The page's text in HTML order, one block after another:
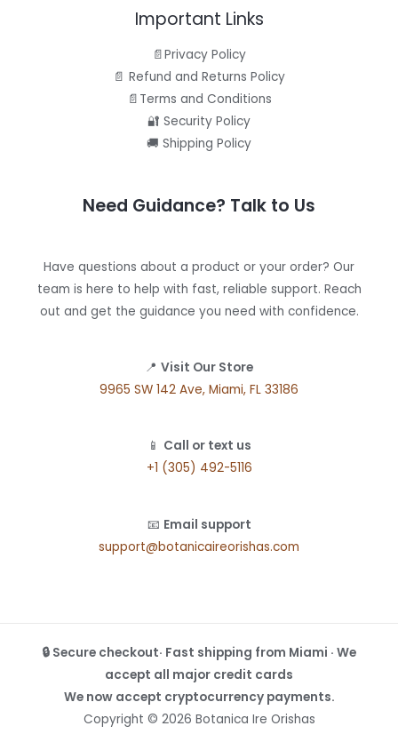
Important Links
📄Privacy Policy
📄 Refund and Returns Policy
📄Terms and Conditions
🔐 Security Policy
🚚 Shipping Policy
Need Guidance? Talk to Us
Have questions about a product or your order? Our
team is here to help with fast, reliable support. Reach
out and get the guidance you need with confidence.
📍 Visit Our Store
9965 SW 142 Ave, Miami, FL 33186
📱 Call or text us
+1 (305) 492-5116
📧 Email support
support@botanicaireorishas.com
🔒 Secure checkout· Fast shipping from Miami · We
accept all major credit cards
We now accept cryptocurrency payments.
Copyright © 2026 Botanica Ire Orishas